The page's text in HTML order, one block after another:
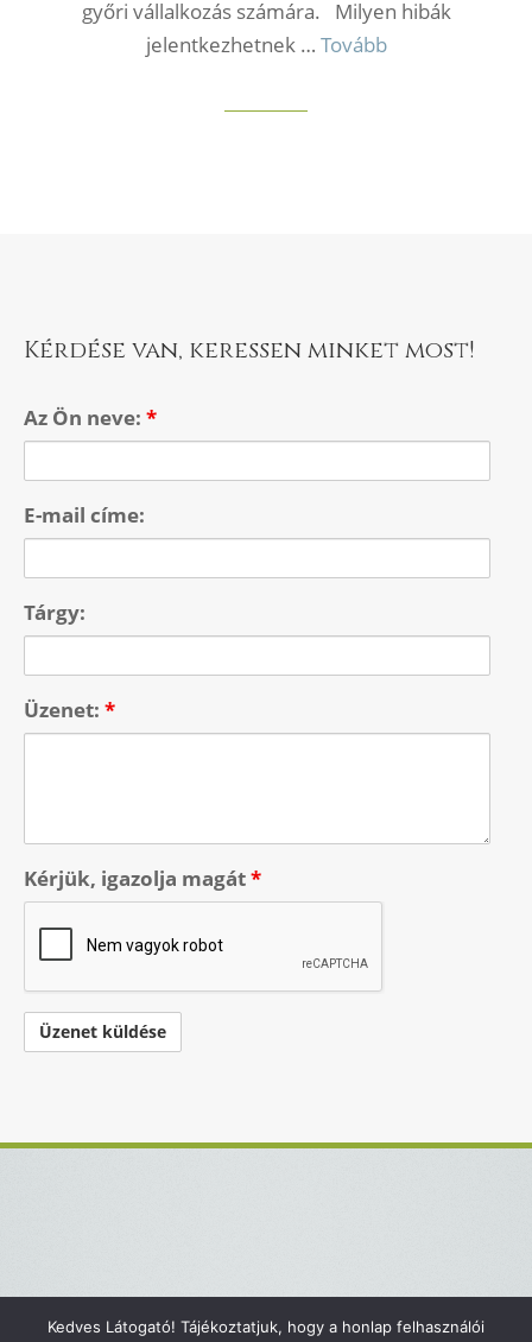
győri vállalkozás számára. Milyen hibák
jelentkezhetnek … Tovább
Kérdése van, keressen minket most!
Az Ön neve: *
E-mail címe:
Tárgy:
Üzenet: *
Kérjük, igazolja magát*
Kedves Látogató! Tájékoztatjuk, hogy a honlap felhasználói